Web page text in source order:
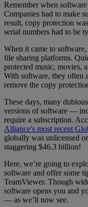
Remember when
Companies had to make
result, copy protection
serial numbers had to be
When it came to
file sharing platforms.
protected music, movies,
With software, they often
remove the copy
These days, many
versions of software —
require a subscription.
Alliance's most recent
globally was unlicensed
staggering $46.3 billion!
Here, we’re going to
software and offer some
TeamViewer. Though
software opens you and
— as we’ll now see.